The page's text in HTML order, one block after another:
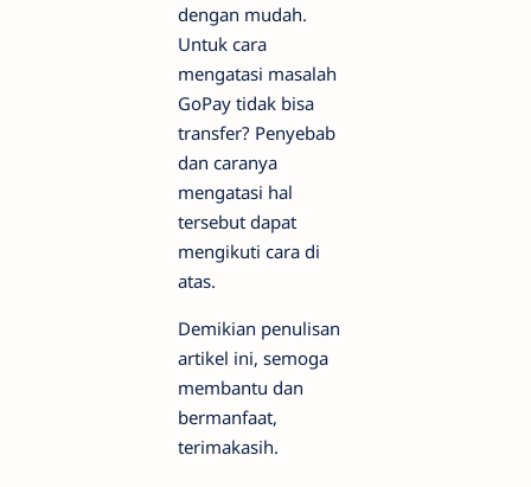
dengan mudah.
Untuk cara
mengatasi masalah
GoPay tidak bisa
transfer? Penyebab
dan caranya
mengatasi hal
tersebut dapat
mengikuti cara di
atas.
Demikian penulisan
artikel ini, semoga
membantu dan
bermanfaat,
terimakasih.